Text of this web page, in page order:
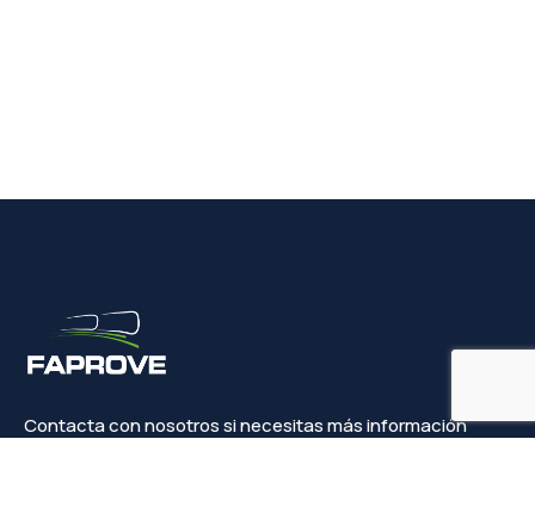
Contacta con nosotros si necesitas más información